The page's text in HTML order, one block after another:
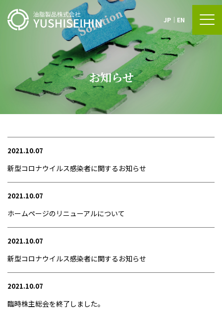
JP ｜ EN
お知らせ
2021.10.07
新型コロナウイルス感染者に関するお知らせ
2021.10.07
ホームページのリニューアルについて
2021.10.07
新型コロナウイルス感染者に関するお知らせ
2021.10.07
臨時株主総会を終了しました。